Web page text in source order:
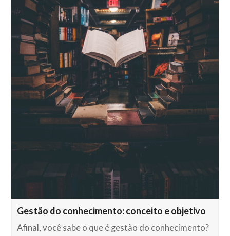
Gestão do conhecimento: conceito e objetivo
Afinal, você sabe o que é gestão do conhecimento?